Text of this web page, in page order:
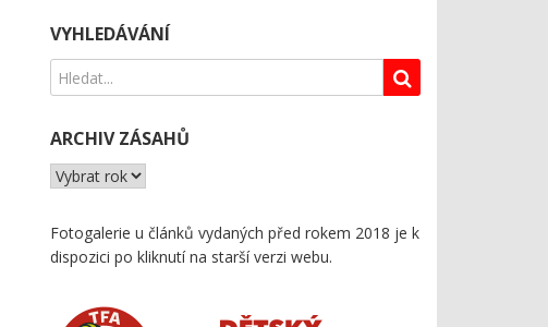
VYHLEDÁVÁNÍ
ARCHIV ZÁSAHŮ
Fotogalerie u článků vydaných před rokem 2018 je k
dispozici po kliknutí na starší verzi webu.